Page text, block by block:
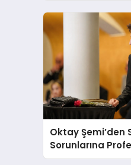
Oktay Şemi’den
Sorunlarına
Müdahale ve